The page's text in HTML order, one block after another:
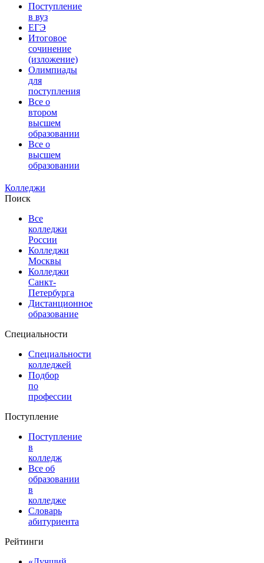
Поступление
в вуз
ЕГЭ
Итоговое
сочинение
(изложение)
Олимпиады
для
поступления
Все о
втором
высшем
образовании
Все о
высшем
образовании
Колледжи
Поиск
Все
колледжи
России
Колледжи
Москвы
Колледжи
Санкт-
Петербурга
Дистанционное
образование
Специальности
Специальности
колледжей
Подбор
по
профессии
Поступление
Поступление
в
колледж
Все об
образовании
в
колледже
Словарь
абитуриента
Рейтинги